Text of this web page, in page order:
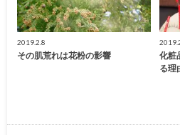
2019.2.8
その肌荒れは花粉の影響
化粧
る理